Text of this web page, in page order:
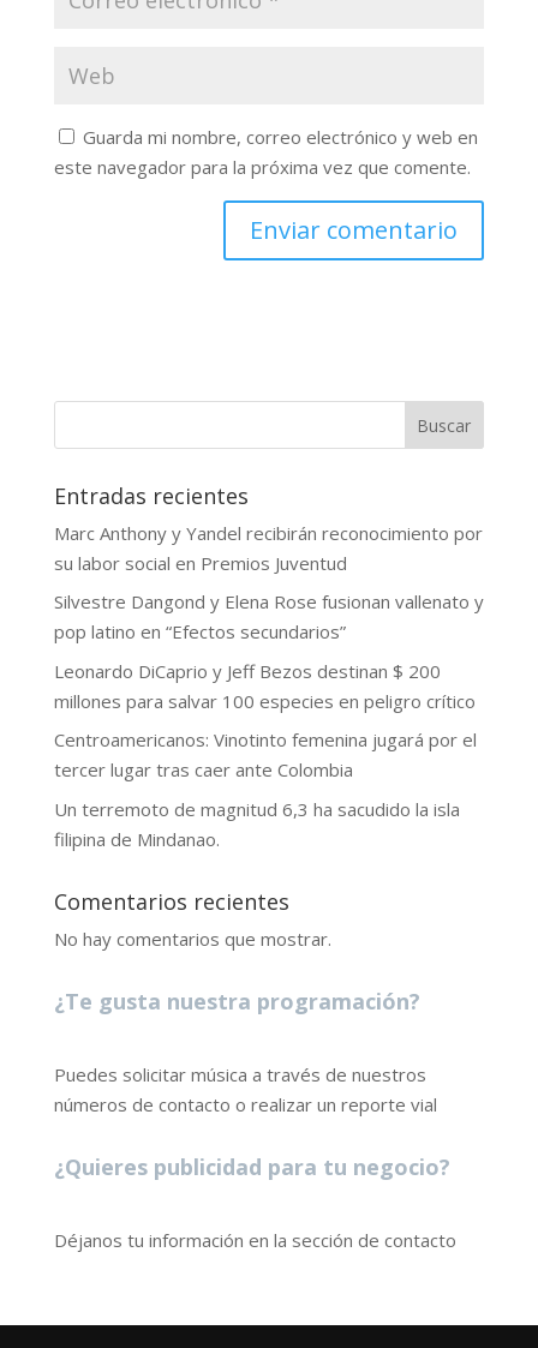
Guarda mi nombre, correo electrónico y web en
este navegador para la próxima vez que comente.
Buscar
Entradas recientes
Marc Anthony y Yandel recibirán reconocimiento por
su labor social en Premios Juventud
Silvestre Dangond y Elena Rose fusionan vallenato y
pop latino en “Efectos secundarios”
Leonardo DiCaprio y Jeff Bezos destinan $ 200
millones para salvar 100 especies en peligro crítico
Centroamericanos: Vinotinto femenina jugará por el
tercer lugar tras caer ante Colombia
Un terremoto de magnitud 6,3 ha sacudido la isla
filipina de Mindanao.
Comentarios recientes
No hay comentarios que mostrar.
¿Te gusta nuestra programación?
Puedes solicitar música a través de nuestros
números de contacto o realizar un reporte vial
¿Quieres publicidad para tu negocio?
Déjanos tu información en la sección de contacto